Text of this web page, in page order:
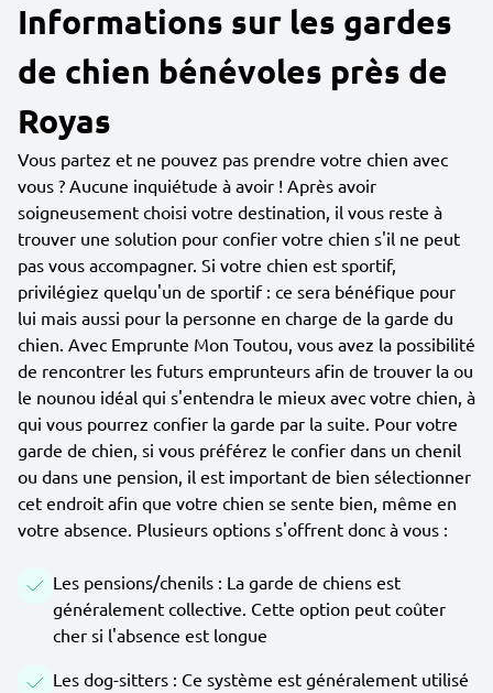
Informations sur les gardes
de chien bénévoles près de
Royas
Vous partez et ne pouvez pas prendre votre chien avec
vous ? Aucune inquiétude à avoir ! Après avoir
soigneusement choisi votre destination, il vous reste à
trouver une solution pour confier votre chien s'il ne peut
pas vous accompagner. Si votre chien est sportif,
privilégiez quelqu'un de sportif : ce sera bénéfique pour
lui mais aussi pour la personne en charge de la garde du
chien. Avec Emprunte Mon Toutou, vous avez la possibilité
de rencontrer les futurs emprunteurs afin de trouver la ou
le nounou idéal qui s'entendra le mieux avec votre chien, à
qui vous pourrez confier la garde par la suite. Pour votre
garde de chien, si vous préférez le confier dans un chenil
ou dans une pension, il est important de bien sélectionner
cet endroit afin que votre chien se sente bien, même en
votre absence. Plusieurs options s'offrent donc à vous :
Les pensions/chenils : La garde de chiens est
généralement collective. Cette option peut coûter
cher si l'absence est longue
Les dog-sitters : Ce système est généralement utilisé